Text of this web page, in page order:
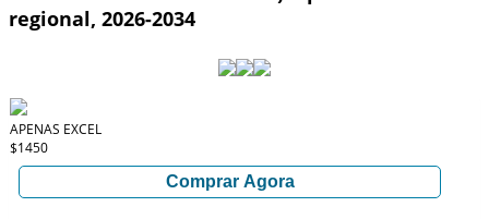
regional, 2026-2034
APENAS EXCEL
$1450
Comprar Agora